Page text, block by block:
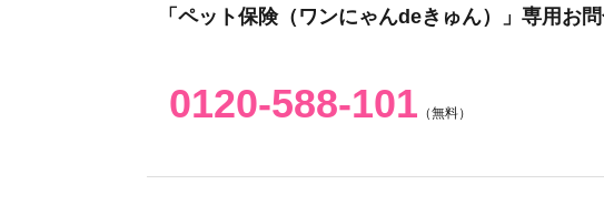
「ペット保険（ワンにゃんdeきゅん）」専用お
0120-588-101 （無料）